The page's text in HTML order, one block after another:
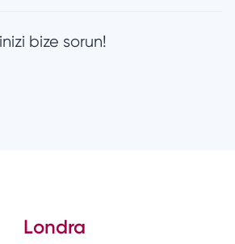
bize sorun!
Londra